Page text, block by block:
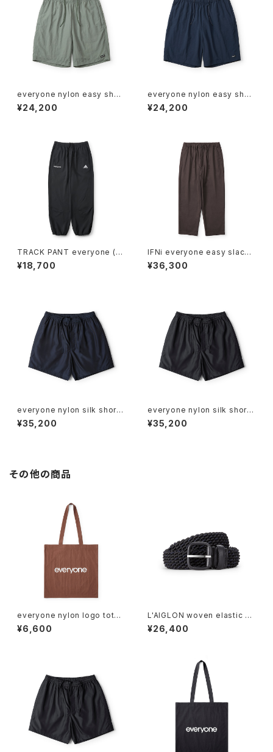
everyone nylon easy short
s (KHAKI)
¥24,200
everyone nylon easy short
s (NAVY)
¥24,200
TRACK PANT everyone (B
LACK)
¥18,700
IFNi everyone easy slacks
(BROWN)
¥36,300
everyone nylon silk short
pants (NAVY)
¥35,200
everyone nylon silk short
pants (BLACK)
¥35,200
その他の商品
everyone nylon logo tote
bag (BROWN)
¥6,600
L'AIGLON woven elastic be
lt (BLACK×NAVY)
¥26,400